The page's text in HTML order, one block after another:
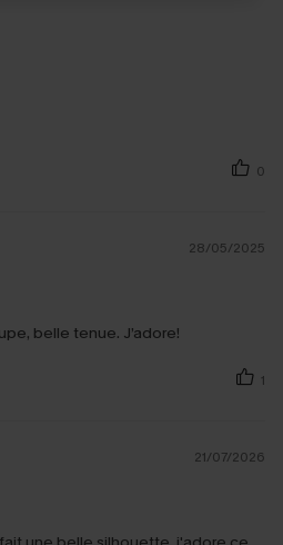
0
28/05/2025
belle tenue. J’adore!
1
21/07/2026